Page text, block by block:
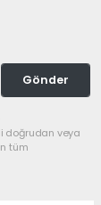
Gönder
doğrudan veya
tüm